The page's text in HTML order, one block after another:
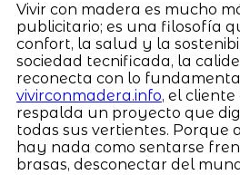
Vivir con madera es mucho
publicitario; es una filosofía
confort, la salud y la
sociedad tecnificada, la
reconecta con lo
vivirconmadera.info, el
respalda un proyecto que
todas sus vertientes. Porque
hay nada como sentarse
brasas, desconectar del